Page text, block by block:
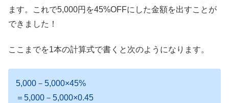
ます。これで5,000円を45%OFFにした金額を出すことが
できました！
ここまでを1本の計算式で書くと次のようになります。
5,000－5,000×45%
＝5,000－5,000×0.45